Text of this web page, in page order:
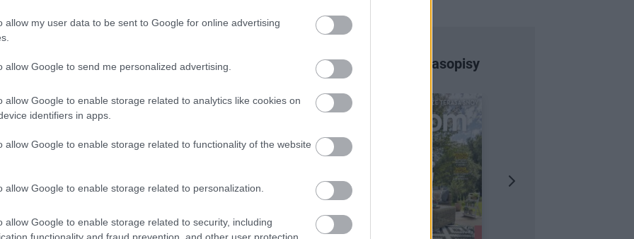
allow my user data to be sent to Google for online advertising
allow Google to send me personalized advertising.
allow Google to enable storage related to analytics like cookies on
identifiers in apps.
allow Google to enable storage related to functionality of the website
allow Google to enable storage related to personalization.
allow Google to enable storage related to security, including
Najnovšie časopisy